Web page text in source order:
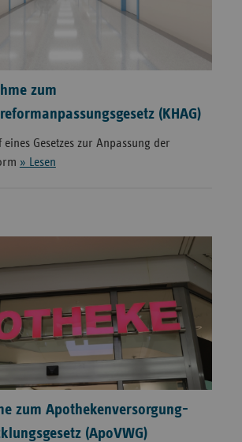
zum
(KHAG)
Gesetzes zur Anpassung der
» Lesen
zum Apothekenversorgung-
(ApoVWG)